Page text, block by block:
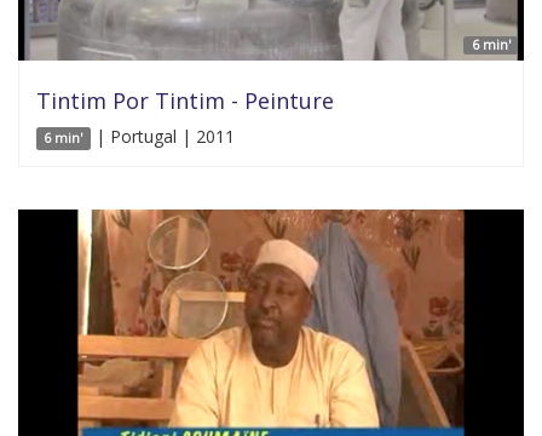
6 min'
Tintim Por Tintim - Peinture
6 min' | Portugal | 2011